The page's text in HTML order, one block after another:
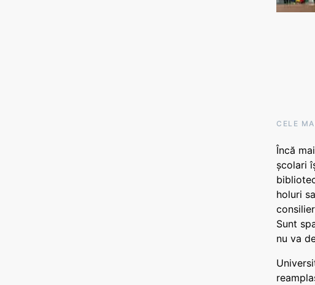
CELE
Încă
școlari
holuri
Sunt
nu va